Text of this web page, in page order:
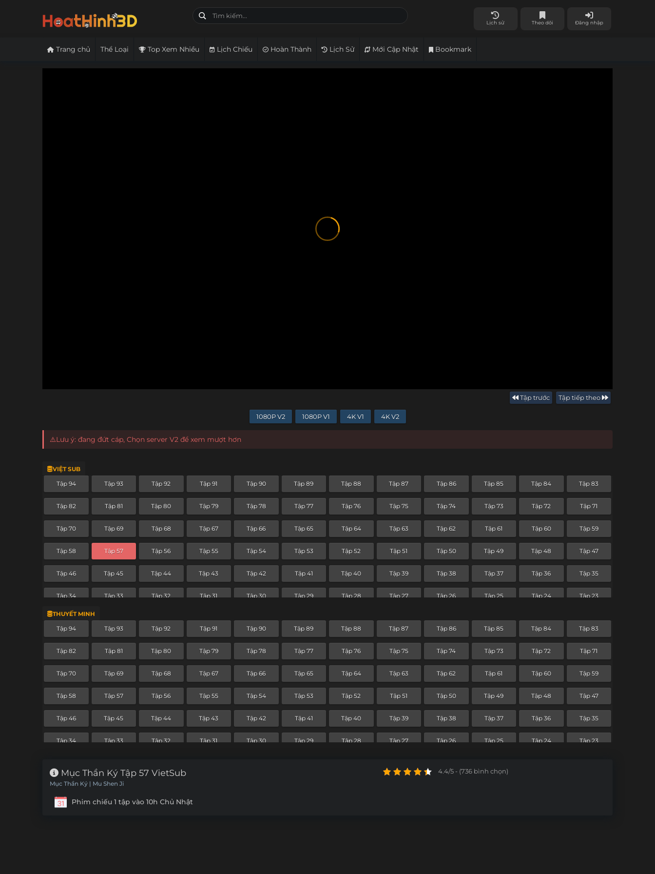
Lịch sử Theo dõi Đăng nhập
Trang chủ Thể Loại Top Xem Nhiều Lịch Chiếu Hoàn Thành Lịch Sử Mới Cập Nhật Bookmark
Tập trước Tập tiếp theo
1080P V2 1080P V1 4K V1 4K V2
⚠️Lưu ý: đang đứt cáp, Chọn server V2 để xem mượt hơn
VIỆT SUB
Tập 94 Tập 93 Tập 92 Tập 91 Tập 90 Tập 89 Tập 88 Tập 87 Tập 86 Tập 85 Tập 84 Tập 83
Tập 82 Tập 81 Tập 80 Tập 79 Tập 78 Tập 77 Tập 76 Tập 75 Tập 74 Tập 73 Tập 72 Tập 71
Tập 70 Tập 69 Tập 68 Tập 67 Tập 66 Tập 65 Tập 64 Tập 63 Tập 62 Tập 61 Tập 60 Tập 59
Tập 58 Tập 57 Tập 56 Tập 55 Tập 54 Tập 53 Tập 52 Tập 51 Tập 50 Tập 49 Tập 48 Tập 47
Tập 46 Tập 45 Tập 44 Tập 43 Tập 42 Tập 41 Tập 40 Tập 39 Tập 38 Tập 37 Tập 36 Tập 35
Tập 34 Tập 33 Tập 32 Tập 31 Tập 30 Tập 29 Tập 28 Tập 27 Tập 26 Tập 25 Tập 24 Tập 23
Tập 22
THUYẾT MINH
Tập 94 Tập 93 Tập 92 Tập 91 Tập 90 Tập 89 Tập 88 Tập 87 Tập 86 Tập 85 Tập 84 Tập 83
Tập 82 Tập 81 Tập 80 Tập 79 Tập 78 Tập 77 Tập 76 Tập 75 Tập 74 Tập 73 Tập 72 Tập 71
Tập 70 Tập 69 Tập 68 Tập 67 Tập 66 Tập 65 Tập 64 Tập 63 Tập 62 Tập 61 Tập 60 Tập 59
Tập 58 Tập 57 Tập 56 Tập 55 Tập 54 Tập 53 Tập 52 Tập 51 Tập 50 Tập 49 Tập 48 Tập 47
Tập 46 Tập 45 Tập 44 Tập 43 Tập 42 Tập 41 Tập 40 Tập 39 Tập 38 Tập 37 Tập 36 Tập 35
Tập 34 Tập 33 Tập 32 Tập 31 Tập 30 Tập 29 Tập 28 Tập 27 Tập 26 Tập 25 Tập 24 Tập 23
Tập 10 Tập 9
Mục Thần Ký Tập 57 VietSub
Mục Thần Ký | Mu Shen Ji
Phim chiếu 1 tập vào 10h Chủ Nhật
4.4/5 - (736 bình chọn)